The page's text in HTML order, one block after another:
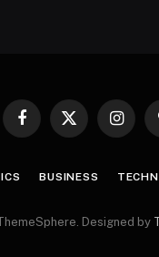
Facebook
X
BUSINESS
Designed by